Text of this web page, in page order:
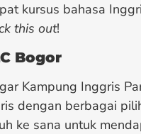
kursus bahasa
this out!
Bogor
Kampung Inggris
dengan berbagai
ke sana untuk